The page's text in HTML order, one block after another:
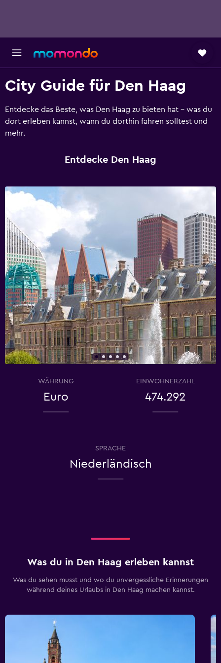
City Guide für Den Haag
Entdecke das Beste, was Den Haag zu bieten hat - was du
dort erleben kannst, wann du dorthin fahren solltest und
mehr.
Entdecke Den Haag
WÄHRUNG
Euro
EINWOHNERZAHL
474.292
SPRACHE
Niederländisch
Was du in Den Haag erleben kannst
Was du sehen musst und wo du unvergessliche Erinnerungen
während deines Urlaubs in Den Haag machen kannst.